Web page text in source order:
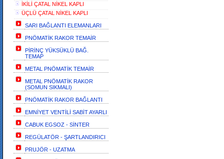
İKİLİ ÇATAL NİKEL KAPLI
ÜÇLÜ ÇATAL NİKEL KAPLI
SARI BAĞLANTI ELEMANLARI
PNÖMATİK RAKOR TEMAİR
PİRİNÇ YÜKSÜKLÜ BAĞ.
TEMAP
METAL PNÖMATİK TEMAİR
METAL PNÖMATİK RAKOR
(SOMUN SIKMALI)
PNÖMATİK RAKOR BAĞLANTI
EMNİYET VENTİLİ SABİT AYARLI
CABUK EGSOZ - SİNTER
REGÜLATÖR - ŞARTLANDIRICI
PRUJÖR - UZATMA